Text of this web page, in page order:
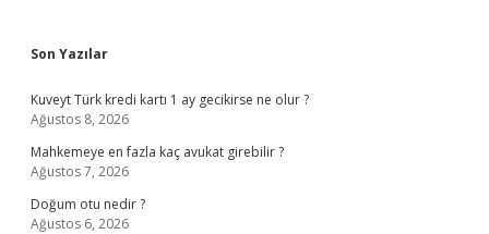
Sidebar
Son Yazılar
Kuveyt Türk kredi kartı 1 ay gecikirse ne olur ?
Ağustos 8, 2026
Mahkemeye en fazla kaç avukat girebilir ?
Ağustos 7, 2026
Doğum otu nedir ?
Ağustos 6, 2026